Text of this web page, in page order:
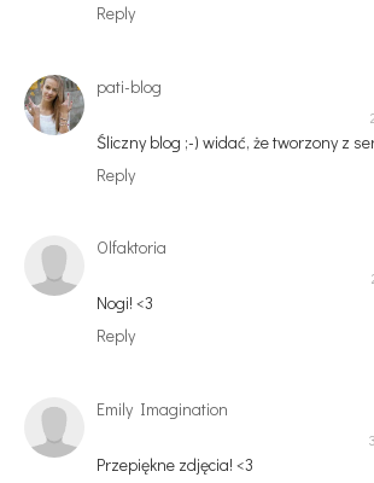
Reply
pati-blog
Śliczny blog ;-) widać, że tworzony z
Reply
Olfaktoria
Nogi! <3
Reply
Emily Imagination
Przepiękne zdjęcia! <3